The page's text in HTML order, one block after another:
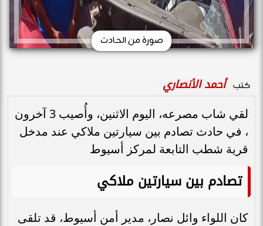
صورة من الحادث
كتب أحمد الأنصاري
لقي شاب مصرعه، اليوم الاثنين، وأُصيب 3 آخرون
، في حادث تصادم بين سيارتين ملاكي عند مدخل
قرية شطب التابعة لمركز أسيوط
تصادم بين سيارتين ملاكي
كان اللواء وائل نصار، مدير أمن أسيوط، قد تلقى